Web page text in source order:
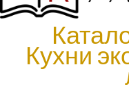
Кухни